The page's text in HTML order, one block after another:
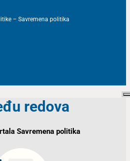
– Savremena politika
redova
Savremena politika